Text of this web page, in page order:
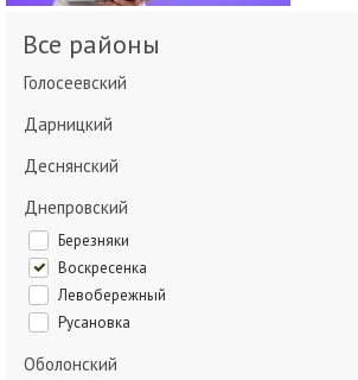
Все районы
Голосеевский
Дарницкий
Деснянский
Днепровский
Березняки
Воскресенка
Левобережный
Русановка
Оболонский